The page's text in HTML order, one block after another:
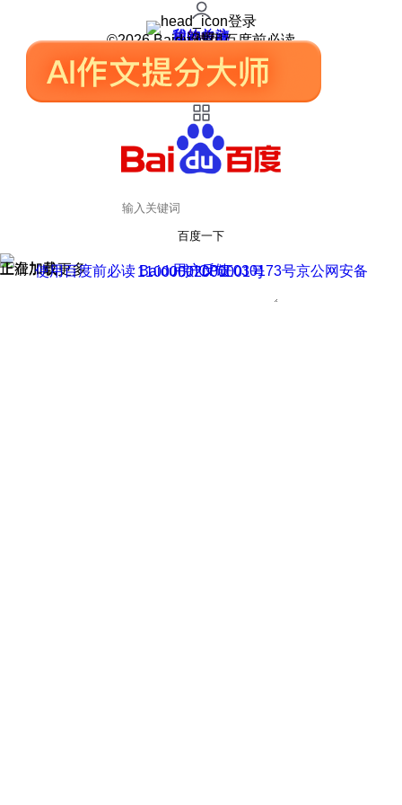
登录
我的关注
我的收藏
皮肤中心
用户反馈
设置
©2026 Baidu 使用百度前必读
百度一下
正在加载
上滑加载更多 用户反馈
使用百度前必读 Baidu 京ICP证030173号
京公网安备11000002000001号